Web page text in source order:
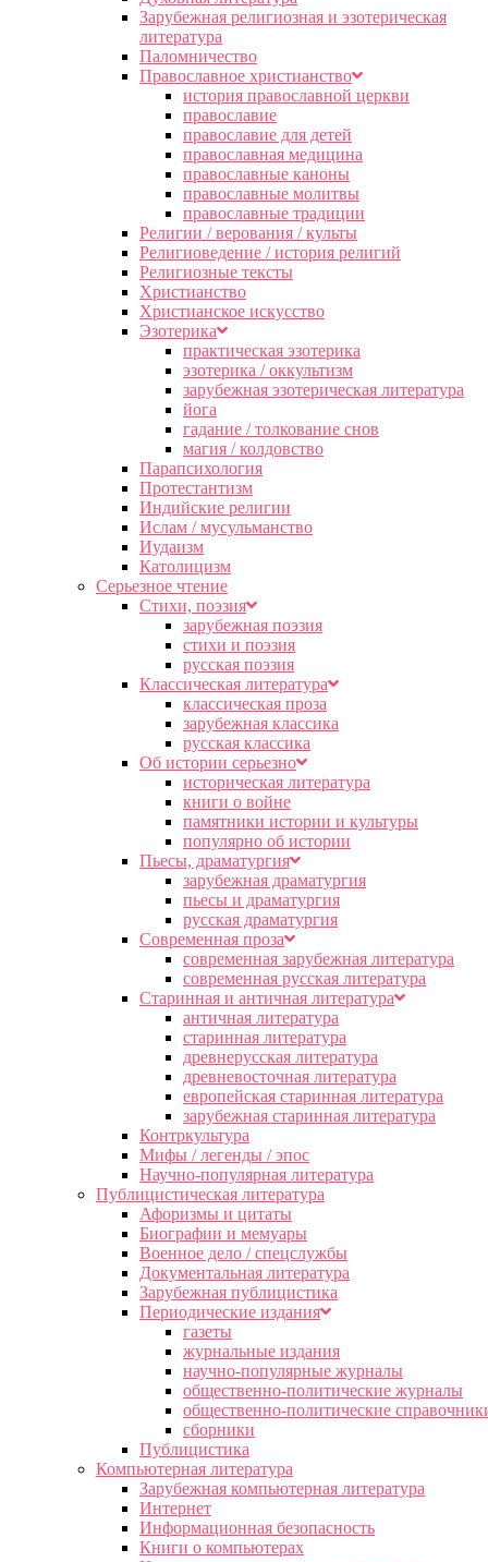
Зарубежная религиозная и эзотерическая
литература
Паломничество
Православное христианство
история православной церкви
православие
православие для детей
православная медицина
православные каноны
православные молитвы
православные традиции
Религии / верования / культы
Религиоведение / история религий
Религиозные тексты
Христианство
Христианское искусство
Эзотерика
практическая эзотерика
эзотерика / оккультизм
зарубежная эзотерическая литература
йога
гадание / толкование снов
магия / колдовство
Парапсихология
Протестантизм
Индийские религии
Ислам / мусульманство
Иудаизм
Католицизм
Серьезное чтение
Cтихи, поэзия
зарубежная поэзия
стихи и поэзия
русская поэзия
Классическая литература
классическая проза
зарубежная классика
русская классика
Об истории серьезно
историческая литература
книги о войне
памятники истории и культуры
популярно об истории
Пьесы, драматургия
зарубежная драматургия
пьесы и драматургия
русская драматургия
Современная проза
современная зарубежная литература
современная русская литература
Старинная и античная литература
античная литература
старинная литература
древнерусская литература
древневосточная литература
европейская старинная литература
зарубежная старинная литература
Контркультура
Мифы / легенды / эпос
Научно-популярная литература
Публицистическая литература
Афоризмы и цитаты
Биографии и мемуары
Военное дело / спецслужбы
Документальная литература
Зарубежная публицистика
Периодические издания
газеты
журнальные издания
научно-популярные журналы
общественно-политические журналы
общественно-политические
сборники
Публицистика
Компьютерная литература
Зарубежная компьютерная литература
Интернет
Информационная безопасность
Книги о компьютерах